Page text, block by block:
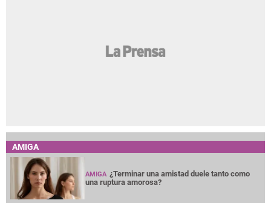
AMIGA
AMIGA ¿Terminar una amistad duele tanto como
una ruptura amorosa?